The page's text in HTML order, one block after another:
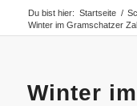
Du bist hier: Startseite /
Winter im Gramschatzer
Winter